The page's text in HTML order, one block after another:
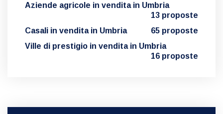
Aziende agricole in vendita in Umbria
13 proposte
Casali in vendita in Umbria
65 proposte
Ville di prestigio in vendita in Umbria
16 proposte